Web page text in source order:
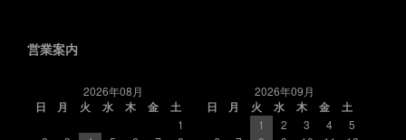
営業案内
2026年08月
日
月 火 水 木 金
土
1
2026年09月
日
月 火 水 木 金
土
1
2 3 4
5